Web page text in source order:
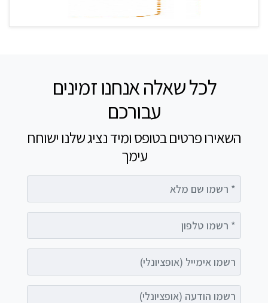
לכל שאלה אנחנו זמינים
עבורכם
השאירו פרטים בטופס ומיד נציג שלנו ישוחח
עימך
רשמו הודעה (אופציונלי)